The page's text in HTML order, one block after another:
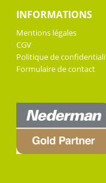
INFORMATIONS
Mentions légales
CGV
Politique de
Formulaire de contact